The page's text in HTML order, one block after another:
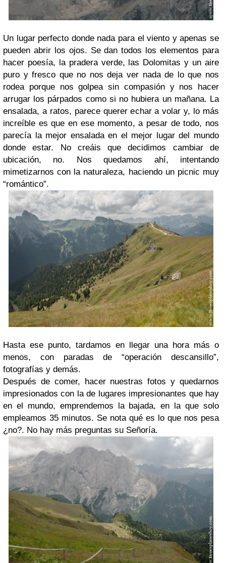
Un lugar perfecto donde nada para el viento y apenas se
pueden abrir los ojos. Se dan todos los elementos para
hacer poesía, la pradera verde, las Dolomitas y un aire
puro y fresco que no nos deja ver nada de lo que nos
rodea porque nos golpea sin compasión y nos hacer
arrugar los párpados como si no hubiera un mañana. La
ensalada, a ratos, parece querer echar a volar y, lo más
increíble es que en ese momento, a pesar de todo, nos
parecía la mejor ensalada en el mejor lugar del mundo
donde estar. No creáis que decidimos cambiar de
ubicación, no. Nos quedamos ahí, intentando
mimetizarnos con la naturaleza, haciendo un picnic muy
“romántico”.
Hasta ese punto, tardamos en llegar una hora más o
menos, con paradas de “operación descansillo”,
fotografías y demás.
Después de comer, hacer nuestras fotos y quedarnos
impresionados con la de lugares impresionantes que hay
en el mundo, emprendemos la bajada, en la que solo
empleamos 35 minutos. Se nota qué es lo que nos pesa
¿no?. No hay más preguntas su Señoría.